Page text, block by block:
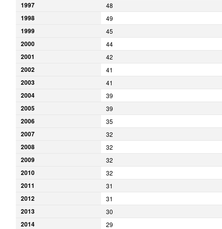
1997 48
1998 49
1999 45
2000 44
2001 42
2002 41
2003 41
2004 39
2005 39
2006 35
2007 32
2008 32
2009 32
2010 32
2011 31
2012 31
2013 30
2014 29